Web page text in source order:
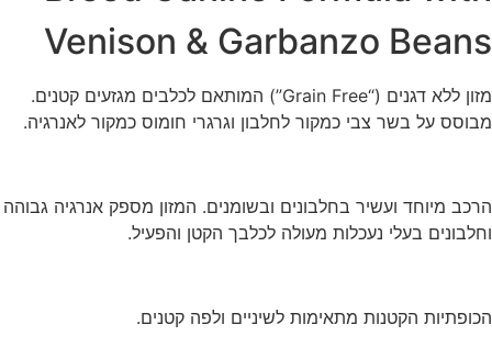
Venison & Garbanzo Beans
מזון ללא דגנים (“Grain Free”) המותאם לכלבים מגזעים קטנים.
מבוסס על בשר צבי כמקור לחלבון וגרגרי חומוס כמקור לאנרגיה.
הרכב מיוחד ועשיר בחלבונים ובשומנים. המזון מספק אנרגיה גבוהה
וחלבונים בעלי נעכלות מעולה לכלבך הקטן והפעיל.
הכופתיות הקטנות מתאימות לשיניים ולפה קטנים.